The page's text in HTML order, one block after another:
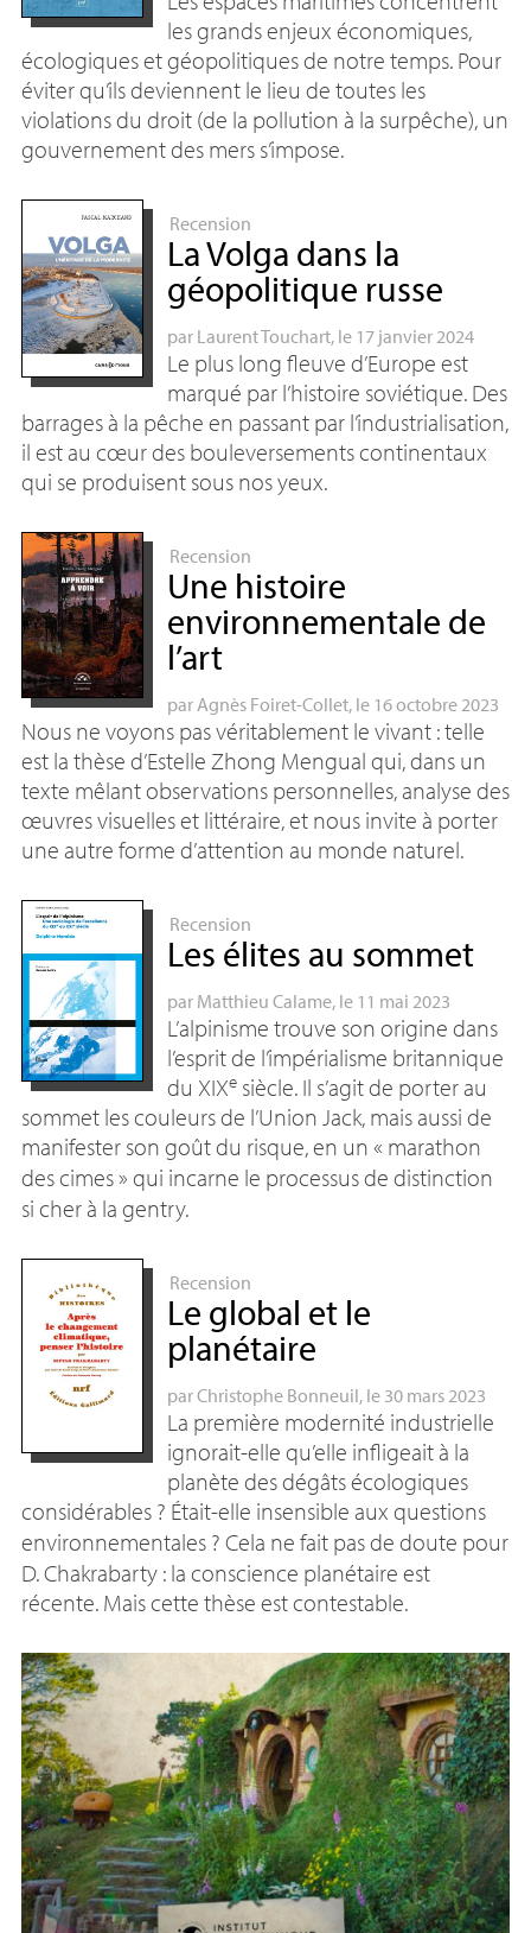
les grands enjeux économiques,
écologiques et géopolitiques de notre temps. Pour
éviter qu’ils deviennent le lieu de toutes les
violations du droit (de la pollution à la surpêche), un
gouvernement des mers s’impose.
Recension
La Volga dans la
géopolitique russe
par Laurent Touchart, le 17 janvier 2024
Le plus long fleuve d’Europe est
marqué par l’histoire soviétique. Des
barrages à la pêche en passant par l’industrialisation,
il est au cœur des bouleversements continentaux
qui se produisent sous nos yeux.
Recension
Une histoire
environnementale de
l’art
parAgnès Foiret-Collet, le 16 octobre 2023
Nous ne voyons pas véritablement le vivant : telle
est la thèse d’Estelle Zhong Mengual qui, dans un
texte mêlant observations personnelles, analyse des
œuvres visuelles et littéraire, et nous invite à porter
une autre forme d’attention au monde naturel.
Recension
Les élites au sommet
par Matthieu Calame, le 11 mai 2023
L’alpinisme trouve son origine dans
l’esprit de l’impérialisme britannique
du XIXesiècle. Il s’agit de porter au
sommet les couleurs de l’Union Jack, mais aussi de
manifester son goût du risque, en un « marathon
des cimes» qui incarne le processus de distinction
si cher à la gentry.
Recension
Le global et le
planétaire
parChristophe Bonneuil, le 30 mars 2023
La première modernité industrielle
ignorait-elle qu’elle infligeait à la
planète des dégâts écologiques
considérables ? Était-elle insensible aux questions
environnementales ? Cela ne fait pas de doute pour
D. Chakrabarty : la conscience planétaire est
récente. Mais cette thèse est contestable.